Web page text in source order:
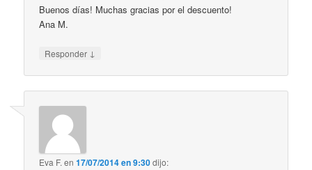
Buenos días! Muchas gracias por el descuento!
Ana M.
Responder ↓
Eva F.en17/07/2014 en 9:30dijo: